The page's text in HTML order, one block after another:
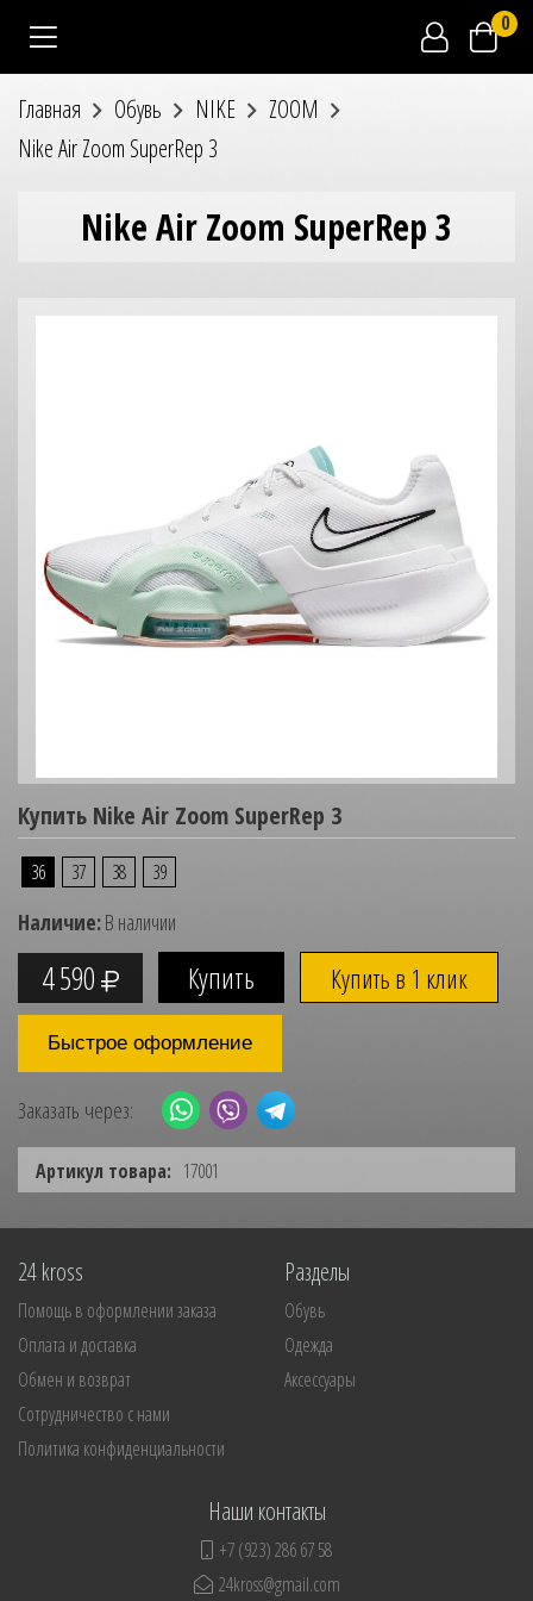
0
Главная Обувь NIKE
ZOOM
Nike Air Zoom SuperRep 3
Nike Air Zoom SuperRep 3
Купить Nike Air Zoom SuperRep 3
36 37 38 39
Наличие:В наличии
4 590 Купить в 1 клик
Быстрое оформление
Заказать через:
Артикул товара: 17001
24 kross
Помощь в оформлении заказа
Оплата и доставка
Обмен и возврат
Сотрудничество с нами
Политика конфиденциальности
Разделы
Обувь
Одежда
Аксессуары
Наши контакты
+7 (923) 286 67 58
24kross@gmail.com